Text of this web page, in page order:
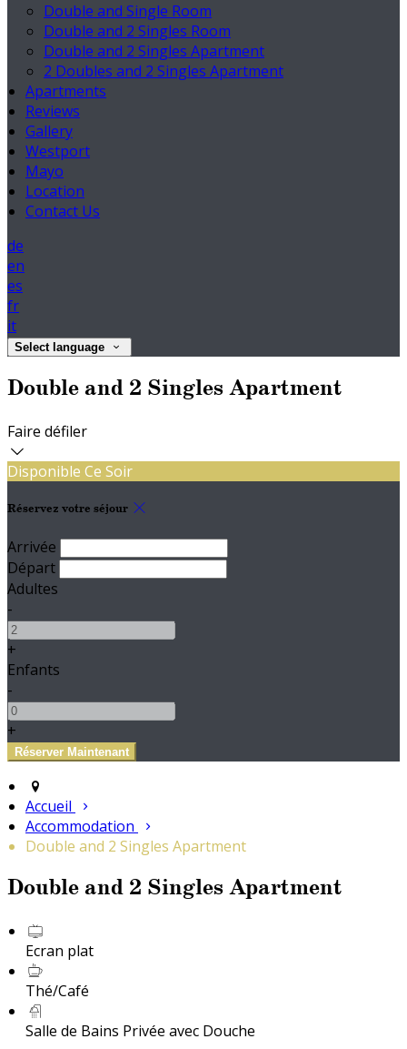
Double and Single Room
Double and 2 Singles Room
Double and 2 Singles Apartment
2 Doubles and 2 Singles Apartment
Apartments
Reviews
Gallery
Westport
Mayo
Location
Contact Us
de
en
es
fr
it
Select language
Double and 2 Singles Apartment
Faire défiler
Disponible Ce Soir
Réservez votre séjour
Arrivée
Départ
Adultes
-
+
Enfants
-
+
Accueil
Accommodation
Double and 2 Singles Apartment
Double and 2 Singles Apartment
Ecran plat
Thé/Café
Salle de Bains Privée avec Douche